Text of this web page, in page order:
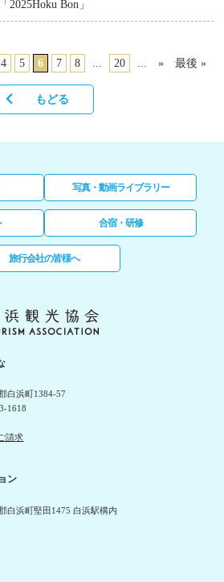
Bon」
4 5 6 7 8 ... 20 ... » 最後 »
もどる
写真・動画ライブラリー
合宿・研修
旅行会社の皆様へ
白浜町1384-57
1618
請求
ン
白浜町堅田1475 白浜駅構内